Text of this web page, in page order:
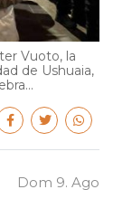
Vuoto, la
de Ushuaia,
Dom 9. Ago